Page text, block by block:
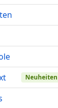
Neuheiten